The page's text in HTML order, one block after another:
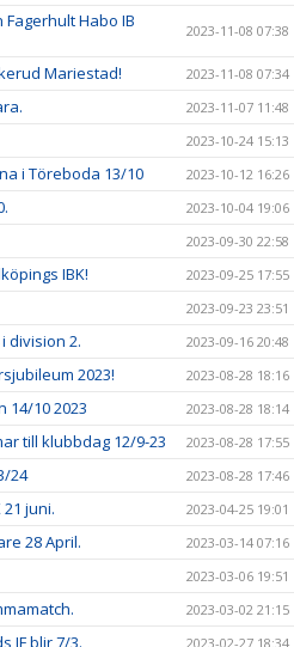
Habo IB
2023-11-08 07:38
Mariestad! 2023-11-08 07:34
2023-11-07 11:48
2023-10-24 15:13
i Töreboda 13/10 2023-10-12 16:26
2023-10-04 19:06
2023-09-30 22:58
IBK! 2023-09-25 17:55
2023-09-23 23:51
division 2. 2023-09-16 20:48
2023! 2023-08-28 18:16
14/10 2023 2023-08-28 18:14
till klubbdag 12/9-23 2023-08-28 17:55
24 2023-08-28 17:46
juni. 2023-04-25 19:01
28 April. 2023-03-14 07:16
2023-03-06 19:51
2023-03-02 21:15
IF blir 7/3. 2023-02-27 18:34